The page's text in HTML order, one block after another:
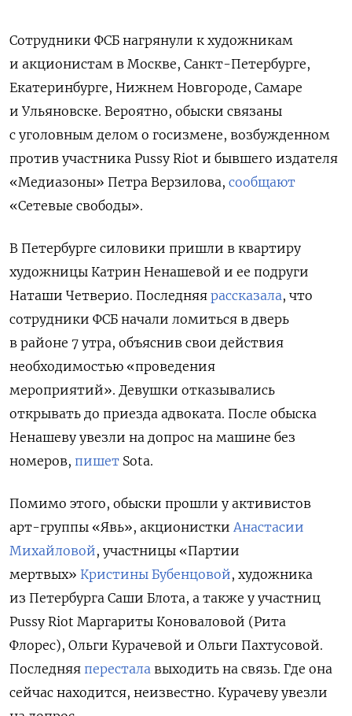
Сотрудники ФСБ нагрянули к художникам
и акционистам в Москве, Санкт-Петербурге,
Екатеринбурге, Нижнем Новгороде, Самаре
и Ульяновске. Вероятно, обыски связаны
с уголовным делом о госизмене, возбужденном
против участника Pussy Riot и бывшего издателя
«Медиазоны» Петра Верзилова, сообщают
«Сетевые свободы».
В Петербурге силовики пришли в квартиру
художницы Катрин Ненашевой и ее подруги
Наташи Четверио. Последняя рассказала, что
сотрудники ФСБ начали ломиться в дверь
в районе 7 утра, объяснив свои действия
необходимостью «проведения
мероприятий». Девушки отказывались
открывать до приезда адвоката. После обыска
Ненашеву увезли на допрос на машине без
номеров, пишет Sota.
Помимо этого, обыски прошли у активистов
арт-группы «Явь», акционистки Анастасии
Михайловой, участницы «Партии
мертвых» Кристины Бубенцовой, художника
из Петербурга Саши Блота, а также у участниц
Pussy Riot Маргариты Коноваловой (Рита
Флорес), Ольги Курачевой и Ольги Пахтусовой.
Последняя перестала выходить на связь. Где она
сейчас находится, неизвестно. Курачеву увезли